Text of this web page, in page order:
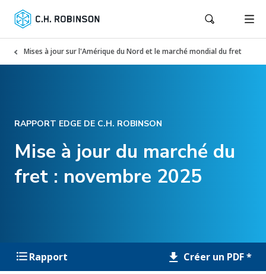
Mises à jour sur l'Amérique du Nord et le marché mondial du fret
RAPPORT EDGE DE C.H. ROBINSON
Mise à jour du marché du
fret : novembre 2025
Rapport Créer un PDF *